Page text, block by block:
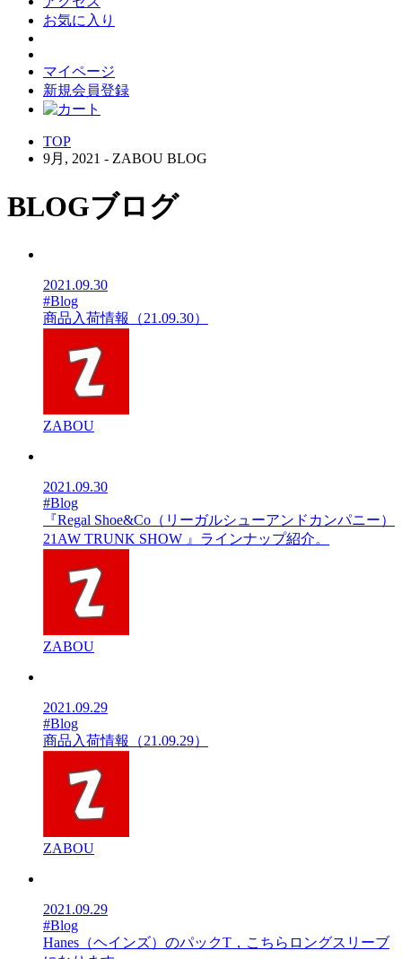
お気に入り
マイページ
新規会員登録
TOP
9月, 2021 - ZABOU BLOG
BLOGブログ
2021.09.30
#Blog
商品入荷情報（21.09.30）
ZABOU
2021.09.30
#Blog
『Regal Shoe&Co（リーガルシューアンドカンパニー）
21AW TRUNK SHOW 』ラインナップ紹介。
ZABOU
2021.09.29
#Blog
商品入荷情報（21.09.29）
ZABOU
2021.09.29
#Blog
Hanes（ヘインズ）のパックT，こちらロングスリーブ